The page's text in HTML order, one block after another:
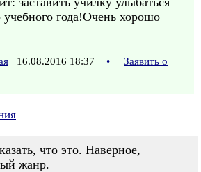
учебного года!Очень хорошо
16.08.2016 18:37 •
Заявить о
что это. Наверное,
жанр.